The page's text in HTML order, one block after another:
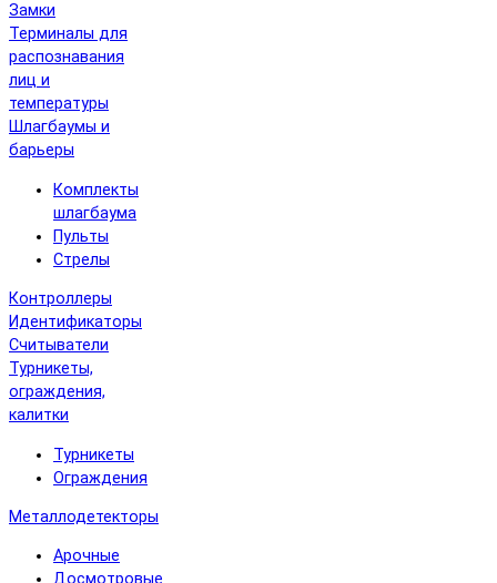
Замки
Терминалы для
распознавания
лиц и
температуры
Шлагбаумы и
барьеры
Комплекты
шлагбаума
Пульты
Стрелы
Контроллеры
Идентификаторы
Считыватели
Турникеты,
ограждения,
калитки
Турникеты
Ограждения
Металлодетекторы
Арочные